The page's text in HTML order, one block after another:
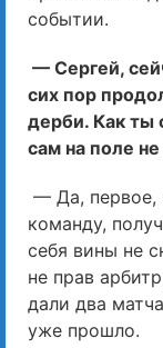
событии.
— Сергей,
сих пор
дерби. Как ты
сам на поле
— Да, первое,
команду,
себя вины не
не прав
дали два
уже прошло.